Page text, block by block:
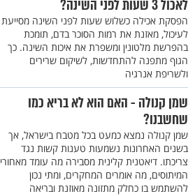
לאכול 3 שעות לפני השינה?
הפסקת אכילה כשלוש שעות לפני השינה מסייעת
לעיכול, מאזנת את רמות הסוכר בדם, תומכת
בהפרשת מלטונין ומשפרת את איכות השינה. כך
הגוף מתפנה להתחדשות, לשיקום שרירים
ולשריפת אנרגיה
שמן קנולה - האם הוא לא בריא כמו
שחשבנו?
שמן קנולה נמצא כמעט בכל מטבח בישראל, אך
בשנים האחרונות נשמעות טענות קשות נגד
צריכתו. דיאטנית קלינית מסבירה מה עומד מאחורי
המיתוסים, מה אומרים המחקרים, ומתי נכון
להשתמש בו כחלק מתזונה מאוזנת ובריאה